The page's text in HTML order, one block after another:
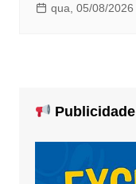
qua, 05/08/2026
Publicidade